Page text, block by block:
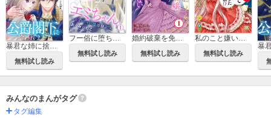
暴君な姉に捨てられたら、公爵閣下に拾われました【合冊版】
無料試し読み
無料試し読み
婚約破棄を免れた公爵令嬢は、夫の愛を信じられない
無料試し読み
私のこと嫌いって言いましたよね！？変態公爵による困った溺愛結婚生活【単行本版】
無料試し読み
みんなのまんがタグ
タグ編集